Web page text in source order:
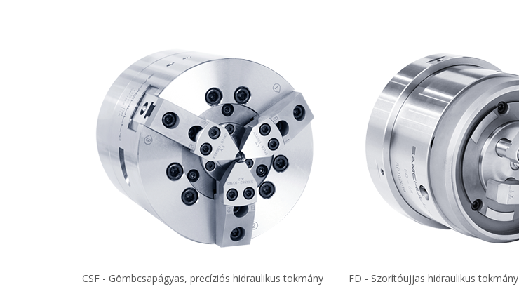
CSF - Gömbcsapágyas, precíziós hidraulikus tokmány FD - Szorítóujjas hidraulikus tokmány